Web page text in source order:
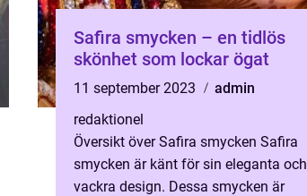
Safira smycken – en tidlös
skönhet som lockar ögat
11 september 2023
admin
redaktionel
Översikt över Safira smycken Safira
smycken är känt för sin eleganta och
vackra design. Dessa smycken är